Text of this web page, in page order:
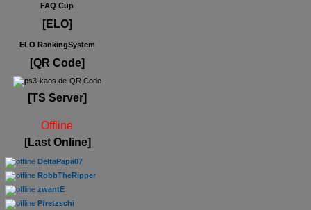
FAQ Cup
[ELO]
ELO RankingSystem
[QR Code]
[TS Server]
Offline
[Last Online]
DeltaPapa07
RobbTheRipper
zwantE
Pfretzschi